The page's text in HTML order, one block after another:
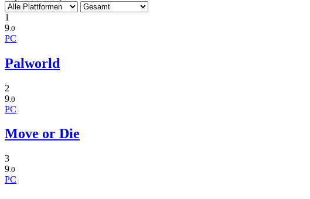
1
9 .0
PC
Palworld
2
9 .0
PC
Move or Die
3
9.0
PC